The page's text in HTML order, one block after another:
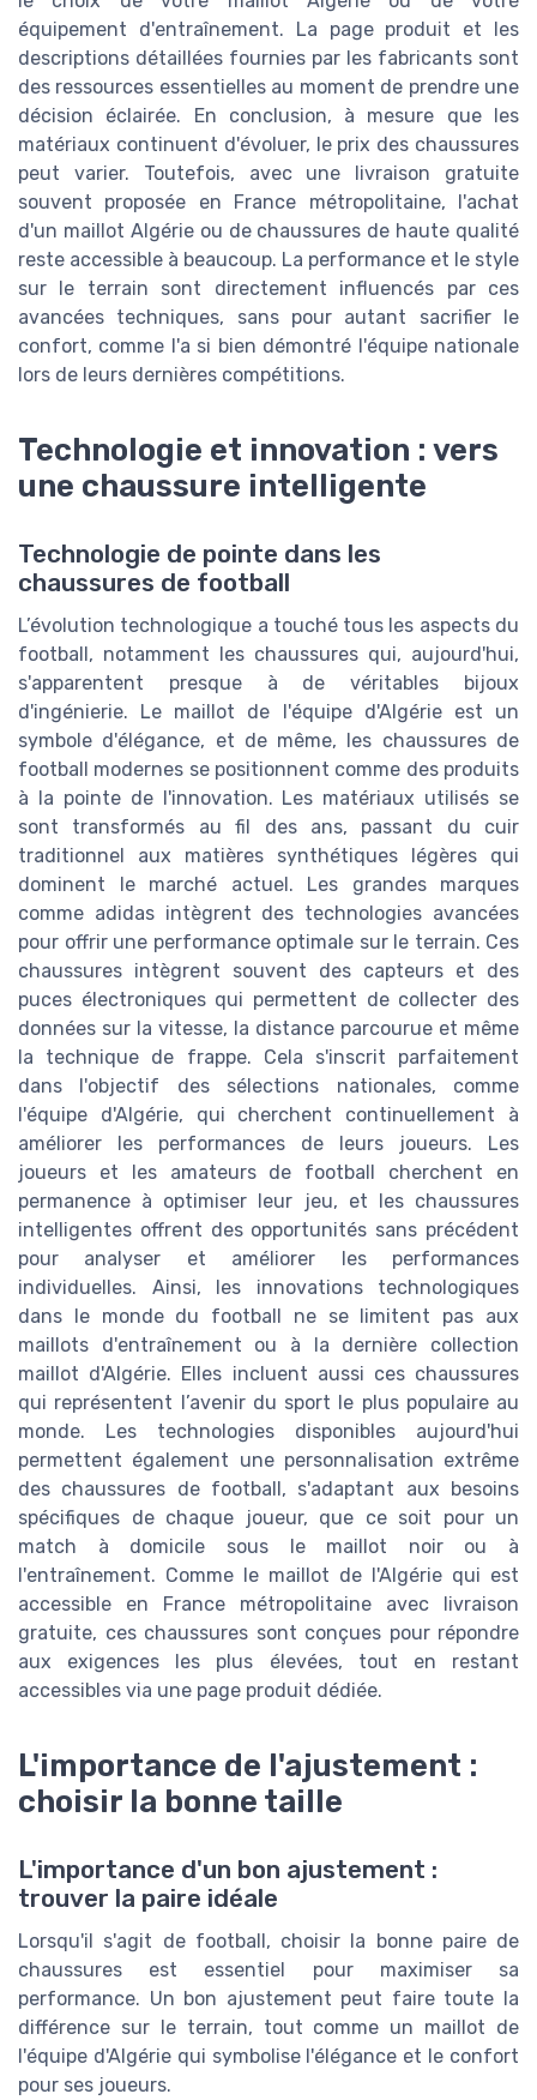
équipement d'entraînement. La page produit et les
descriptions détaillées fournies par les fabricants sont
des ressources essentielles au moment de prendre une
décision éclairée. En conclusion, à mesure que les
matériaux continuent d'évoluer, le prix des chaussures
peut varier. Toutefois, avec une livraison gratuite
souvent proposée en France métropolitaine, l'achat
d'un maillot Algérie ou de chaussures de haute qualité
reste accessible à beaucoup. La performance et le style
sur le terrain sont directement influencés par ces
avancées techniques, sans pour autant sacrifier le
confort, comme l'a si bien démontré l'équipe nationale
lors de leurs dernières compétitions.
Technologie et innovation : vers
une chaussure intelligente
Technologie de pointe dans les
chaussures de football
L’évolution technologique a touché tous les aspects du
football, notamment les chaussures qui, aujourd'hui,
s'apparentent presque à de véritables bijoux
d'ingénierie. Le maillot de l'équipe d'Algérie est un
symbole d'élégance, et de même, les chaussures de
football modernes se positionnent comme des produits
à la pointe de l'innovation. Les matériaux utilisés se
sont transformés au fil des ans, passant du cuir
traditionnel aux matières synthétiques légères qui
dominent le marché actuel. Les grandes marques
comme adidas intègrent des technologies avancées
pour offrir une performance optimale sur le terrain. Ces
chaussures intègrent souvent des capteurs et des
puces électroniques qui permettent de collecter des
données sur la vitesse, la distance parcourue et même
la technique de frappe. Cela s'inscrit parfaitement
dans l'objectif des sélections nationales, comme
l'équipe d'Algérie, qui cherchent continuellement à
améliorer les performances de leurs joueurs. Les
joueurs et les amateurs de football cherchent en
permanence à optimiser leur jeu, et les chaussures
intelligentes offrent des opportunités sans précédent
pour analyser et améliorer les performances
individuelles. Ainsi, les innovations technologiques
dans le monde du football ne se limitent pas aux
maillots d'entraînement ou à la dernière collection
maillot d'Algérie. Elles incluent aussi ces chaussures
qui représentent l’avenir du sport le plus populaire au
monde. Les technologies disponibles aujourd'hui
permettent également une personnalisation extrême
des chaussures de football, s'adaptant aux besoins
spécifiques de chaque joueur, que ce soit pour un
match à domicile sous le maillot noir ou à
l'entraînement. Comme le maillot de l'Algérie qui est
accessible en France métropolitaine avec livraison
gratuite, ces chaussures sont conçues pour répondre
aux exigences les plus élevées, tout en restant
accessibles via une page produit dédiée.
L'importance de l'ajustement :
choisir la bonne taille
L'importance d'un bon ajustement :
trouver la paire idéale
Lorsqu'il s'agit de football, choisir la bonne paire de
chaussures est essentiel pour maximiser sa
performance. Un bon ajustement peut faire toute la
différence sur le terrain, tout comme un maillot de
l'équipe d'Algérie qui symbolise l'élégance et le confort
pour ses joueurs.